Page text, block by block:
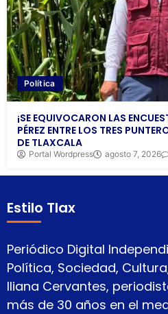
Política
¡SE EQUIVOCARON LAS
PÉREZ ENTRE LOS TRES
DE TLAXCALA
Portal Wordpress agosto 7, 2026
Estilo Tlax
Periódico Digital
Política, Sociedad,
Iliana Cervantes,
más de 30 años en el